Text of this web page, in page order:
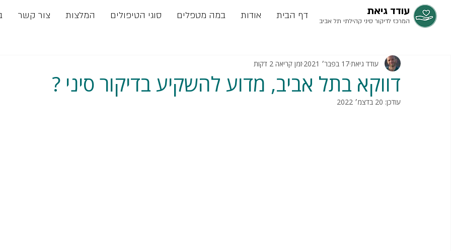
דף הבית אודות במה מטפלים סוגי הטיפולים המלצות צור קשר עודד גיאת
המרכז לדיקור סיני קהילתי תל אביב
דווקא בתל אביב, מדוע להשקיע בדיקור סיני ?
עודד גיאת 17 בפבר׳ 2021 זמן קריאה 2 דקות
עודכן: 20 בדצמ׳ 2022